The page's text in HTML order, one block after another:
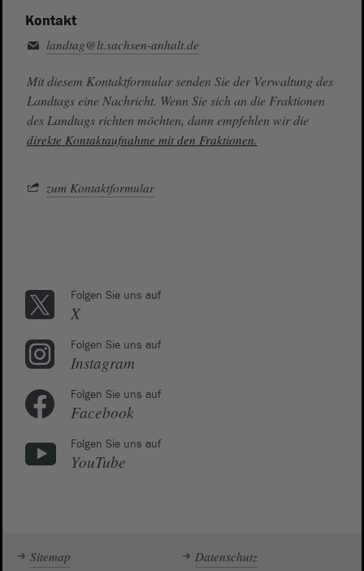
Kontakt
landtag@lt.sachsen-anhalt.de
Mit diesem Kontaktformular senden Sie der Verwaltung des
Landtags eine Nachricht. Wenn Sie sich an die Fraktionen
des Landtags richten möchten, dann empfehlen wir die
direkte Kontaktaufnahme mit den Fraktionen.
zum Kontaktformular
Folgen Sie uns auf
X
Folgen Sie uns auf
Instagram
Folgen Sie uns auf
Facebook
Folgen Sie uns auf
YouTube
Sitemap Datenschutz